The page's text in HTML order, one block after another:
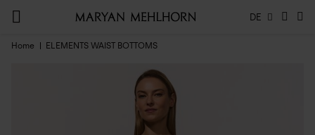
DE
Home ELEMENTS WAIST BOTTOMS